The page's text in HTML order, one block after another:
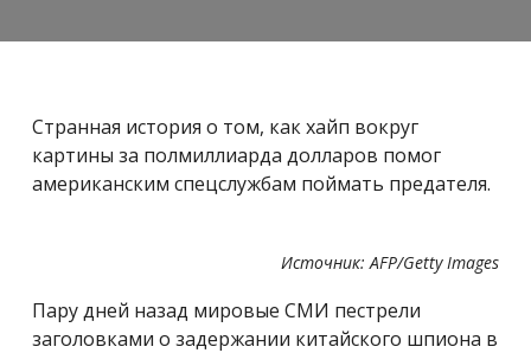
Странная история о том, как хайп вокруг
картины за полмиллиарда долларов помог
американским спецслужбам поймать предателя.
Источник: AFP/Getty Images
Пару дней назад мировые СМИ пестрели
заголовками о задержании китайского шпиона в